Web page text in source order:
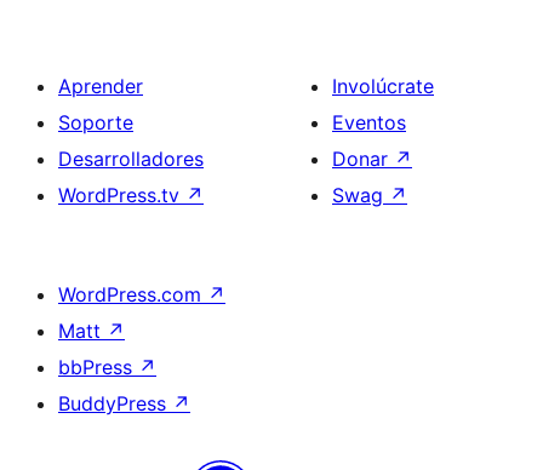
Aprender
Soporte
Desarrolladores
WordPress.tv ↗
Involúcrate
Eventos
Donar ↗
Swag ↗
WordPress.com ↗
Matt ↗
bbPress ↗
BuddyPress ↗